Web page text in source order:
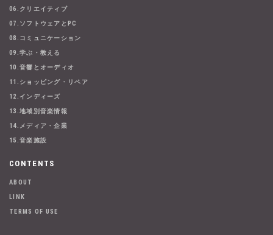
06.クリエイティブ
07.ソフトウェアとPC
08.コミュニケーション
09.学ぶ・教える
10.音響とオーディオ
11.ショッピング・リペア
12.インディーズ
13.地域別音楽情報
14.メディア・企業
15.音楽施設
CONTENTS
ABOUT
LINK
TERMS OF USE